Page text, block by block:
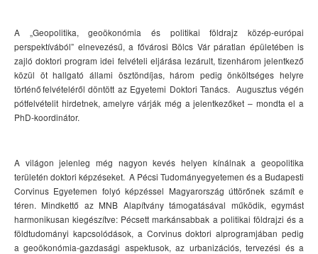
A „Geopolitika,geoökonómia és politikai földrajz közép-európai
perspektívából” elnevezésű, a fővárosi Bölcs Vár páratlan épületében is
zajlódoktori program idei felvételi eljárása lezárult, tizenhárom jelentkező
közül öthallgató állami ösztöndíjas,három pedig önköltséges helyre
történő felvételéről döntött az Egyetemi Doktori Tanács. Augusztus végén
pótfelvételit hirdetnek,amelyre várják még a jelentkezőket – mondta el a
PhD-koordinátor.
A világon jelenleg még nagyon kevés helyen kínálnaka geopolitika
területén doktori képzéseket. A Pécsi Tudományegyetemen és a Budapesti
Corvinus Egyetemen folyó képzéssel Magyarország úttörőnek számíte
téren. Mindkettő az MNB Alapítvány támogatásával működik, egymást
harmonikusan kiegészítve: Pécsett markánsabbak a politikai földrajzi és a
földtudományi kapcsolódások, a Corvinus doktori alprogramjában pedig
ageoökonómia-gazdasági aspektusok, az urbanizációs, tervezési és a